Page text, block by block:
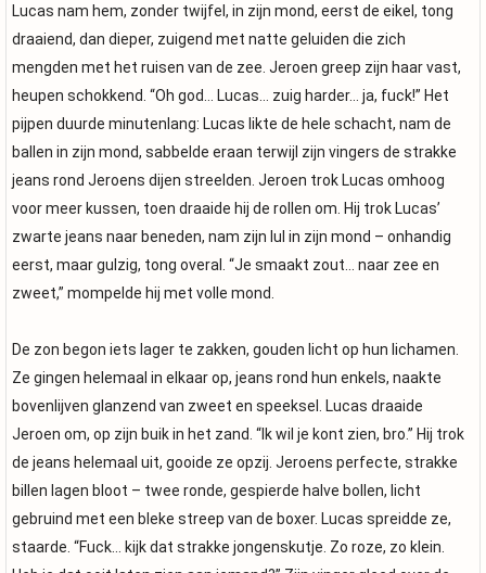
Lucas nam hem, zonder twijfel, in zijn mond, eerst de eikel, tong
draaiend, dan dieper, zuigend met natte geluiden die zich
mengden met het ruisen van de zee. Jeroen greep zijn haar vast,
heupen schokkend. “Oh god… Lucas… zuig harder… ja, fuck!” Het
pijpen duurde minutenlang: Lucas likte de hele schacht, nam de
ballen in zijn mond, sabbelde eraan terwijl zijn vingers de strakke
jeans rond Jeroens dijen streelden. Jeroen trok Lucas omhoog
voor meer kussen, toen draaide hij de rollen om. Hij trok Lucas’
zwarte jeans naar beneden, nam zijn lul in zijn mond – onhandig
eerst, maar gulzig, tong overal. “Je smaakt zout… naar zee en
zweet,” mompelde hij met volle mond.
De zon begon iets lager te zakken, gouden licht op hun lichamen.
Ze gingen helemaal in elkaar op, jeans rond hun enkels, naakte
bovenlijven glanzend van zweet en speeksel. Lucas draaide
Jeroen om, op zijn buik in het zand. “Ik wil je kont zien, bro.” Hij trok
de jeans helemaal uit, gooide ze opzij. Jeroens perfecte, strakke
billen lagen bloot – twee ronde, gespierde halve bollen, licht
gebruind met een bleke streep van de boxer. Lucas spreidde ze,
staarde. “Fuck… kijk dat strakke jongenskutje. Zo roze, zo klein.